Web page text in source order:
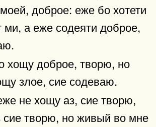
доброе: еже бо хотети
ми, а еже содеяти доброе,
хощу доброе, творю, но
злое, сие содеваю.
не хощу аз, сие творю,
сие творю, но живый во мне